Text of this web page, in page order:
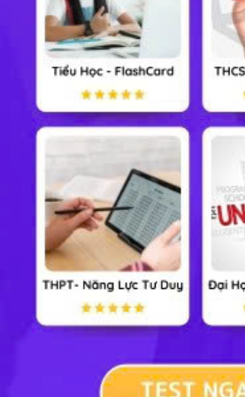
Lớp 5
Xem nhiều nhất tuần
Lớp 6
Lớp 7
Lớp 9
Lớp 10
TẢI ỨNG DỤNG
Hotline: 0973
Thỏa thuận sử